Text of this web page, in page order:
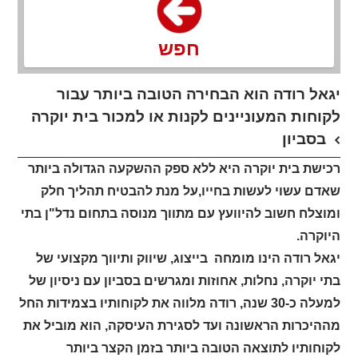
חפש
יגאל רודה הוא הבחירה הטובה ביותר עבור
לקוחות המעוניינים לקנות או למכור בית יוקרה
בסביון
רכישת בית יוקרה היא ללא ספק ההשקעה הגדולה ביותר
שאדם עשוי לעשות בחייו,על מנת להבטיח תהליך חלק
ומוצלח חשוב להיוועץ עם מתווך מנוסה בתחום נדל"ן בתי
היוקרה.
יגאל רודה הינו מומחה בייצוג, שיווק ותיווך מקצועי של
בתי יוקרה, נחלות, אחוזות ומגרשים בסביון עם ניסיון של
למעלה כ-30 שנה, רודה מלווה את לקוחותיו בצמידות החל
מההיכרות הראשונה ועד לסגירת העיסקה, הוא מוביל את
לקוחותיו לתוצאה הטובה ביותר בזמן הקצר ביותר